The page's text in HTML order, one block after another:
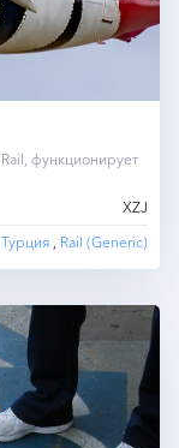
функционирует
XZJ
Турция , Rail (Generic)